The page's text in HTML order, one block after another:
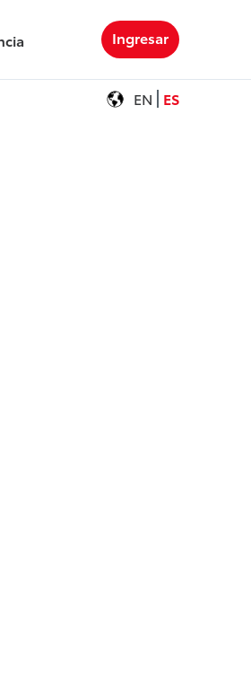
Ingresar
EN ES